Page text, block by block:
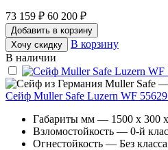
73 159 ₽ 60 200 ₽
Добавить в корзину
Хочу скидку
В корзину
В наличии
Muller Safe
Сейф Muller Safe Luzern WF
Габариты мм — 1500 x 300
Взломостойкость — 0-й
Огнестойкость — Без класса